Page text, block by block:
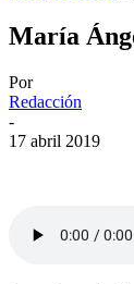
María
Por
Redacción
-
17 abril 2019